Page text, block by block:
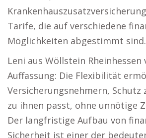
Tarife, die auf verschiedene
Möglichkeiten abgestimmt sind.
Leni aus Wöllstein
Auffassung: Die Flexibilität
Versicherungsnehmern, Schutz
zu ihnen passt, ohne unnötige
Der langfristige Aufbau von
Sicherheit ist einer der